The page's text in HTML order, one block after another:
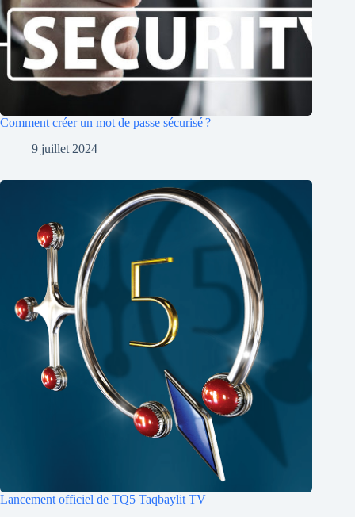
Comment créer un mot de passe sécurisé ?
9 juillet 2024
Lancement officiel de TQ5 Taqbaylit TV